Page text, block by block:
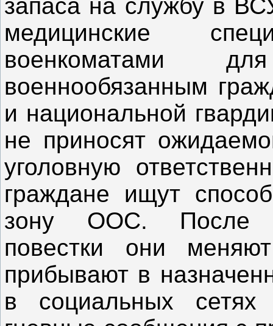
запаса на службу в
медицинские
военкоматами
военнообязанным
и национальной
не приносят
уголовную
граждане ищут
зону ООС. После
повестки они
прибывают в
в социальных сетях